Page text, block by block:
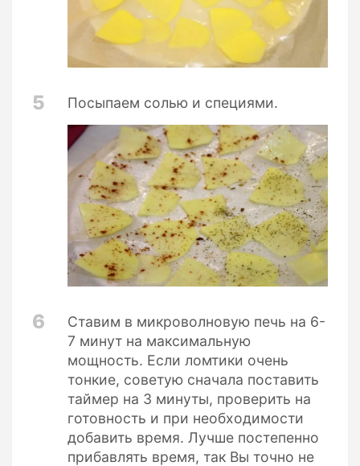
5 Посыпаем солью и специями.
6
Ставим в микроволновую печь на 6-
7 минут на максимальную
мощность. Если ломтики очень
тонкие, советую сначала поставить
таймер на 3 минуты, проверить на
готовность и при необходимости
добавить время. Лучше постепенно
прибавлять время, так Вы точно не